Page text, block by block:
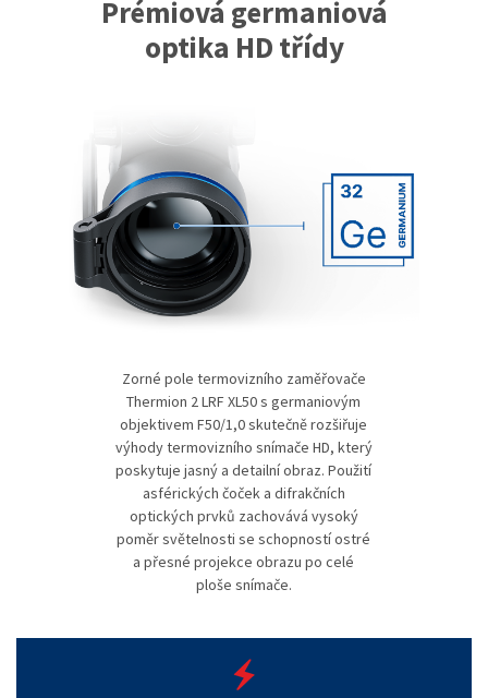
Prémiová germaniová
optika HD třídy
Zorné pole termovizního zaměřovače
Thermion 2 LRF XL50 s germaniovým
objektivem F50/1,0 skutečně rozšiřuje
výhody termovizního snímače HD, který
poskytuje jasný a detailní obraz. Použití
asférických čoček a difrakčních
optických prvků zachovává vysoký
poměr světelnosti se schopností ostré
a přesné projekce obrazu po celé
ploše snímače.